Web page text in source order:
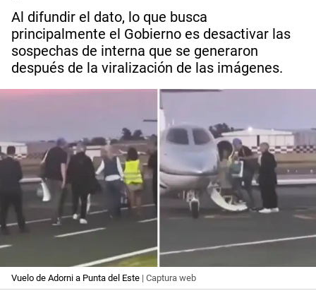
Al difundir el dato, lo que busca
principalmente el Gobierno es desactivar las
sospechas de interna que se generaron
después de la viralización de las imágenes.
Vuelo de Adorni a Punta del Este | Captura web